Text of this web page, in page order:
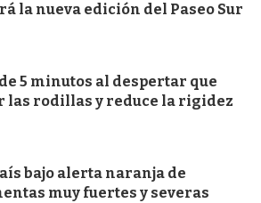
la nueva edición del Paseo Sur
5 minutos al despertar que
las rodillas y reduce la rigidez
bajo alerta naranja de
muy fuertes y severas